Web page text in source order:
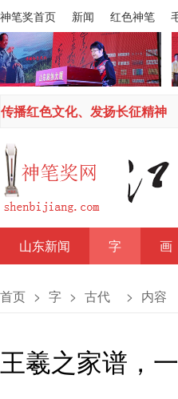
神笔奖首页 新闻 红色神笔
传播红色文化、发扬长征精神
山东新闻 字 画
首页 > 字 > 古代 > 内容
王羲之家谱，